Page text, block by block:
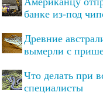
банке из-под
Древние
вымерли с
Что делать при
специалисты